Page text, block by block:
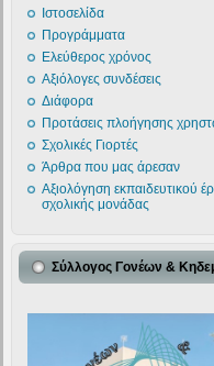
Ιστοσελίδα
Προγράμματα
Ελεύθερος χρόνος
Αξιόλογες συνδέσεις
Διάφορα
Προτάσεις πλοήγησης
Σχολικές Γιορτές
Άρθρα που μας άρεσαν
Αξιολόγηση εκπαιδευτικού
σχολικής μονάδας
Σύλλογος Γονέων &